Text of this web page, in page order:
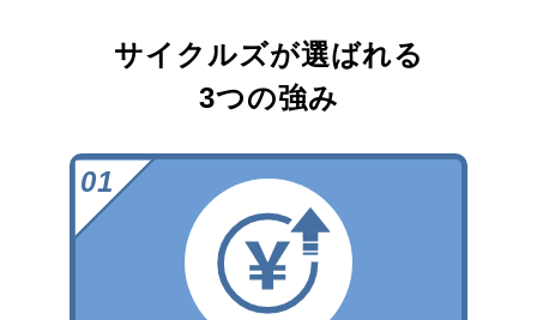
サイクルズが選ばれる
3つの強み